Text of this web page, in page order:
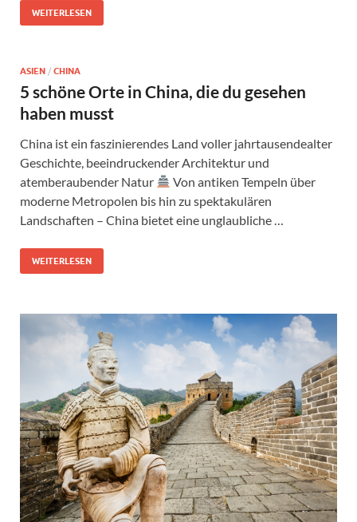
WEITERLESEN
ASIEN / CHINA
5 schöne Orte in China, die du gesehen
haben musst
China ist ein faszinierendes Land voller jahrtausendealter
Geschichte, beeindruckender Architektur und
atemberaubender Natur
Von antiken Tempeln über
moderne Metropolen bis hin zu spektakulären
Landschaften – China bietet eine unglaubliche …
WEITERLESEN